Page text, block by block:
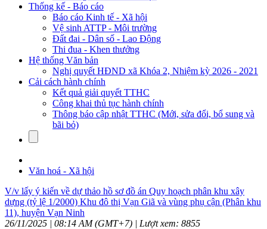
Thống kế - Báo cáo
Báo cáo Kinh tế - Xã hội
Vệ sinh ATTP - Môi trường
Đất đai - Dân số - Lao Động
Thi đua - Khen thưởng
Hệ thống Văn bản
Nghị quyết HĐND xã Khóa 2, Nhiệm kỳ 2026 - 2021
Cải cách hành chính
Kết quả giải quyết TTHC
Công khai thủ tục hành chính
Thông báo cập nhật TTHC (Mới, sửa đổi, bổ sung và
bãi bỏ)
Văn hoá - Xã hội
V/v lấy ý kiến về dự thảo hồ sơ đồ án Quy hoạch phân khu xây
dựng (tỷ lệ 1/2000) Khu đô thị Vạn Giã và vùng phụ cận (Phân khu
11), huyện Vạn Ninh
26/11/2025 | 08:14 AM (GMT+7) | Lượt xem: 8855